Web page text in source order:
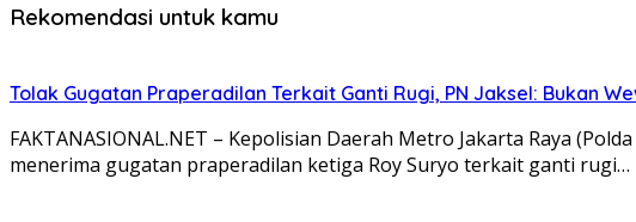
Rekomendasi untuk kamu
Tolak Gugatan Praperadilan Terkait Ganti Rugi, PN Jaksel: Bukan
FAKTANASIONAL.NET – Kepolisian Daerah Metro Jakarta Raya
menerima gugatan praperadilan ketiga Roy Suryo terkait ganti rugi…